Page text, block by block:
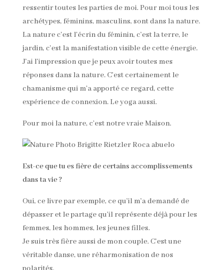
ressentir toutes les parties de moi. Pour moi tous les
archétypes, féminins, masculins, sont dans la nature.
La nature c’est l’écrin du féminin, c’est la terre, le
jardin, c’est la manifestation visible de cette énergie.
J’ai l’impression que je peux avoir toutes mes
réponses dans la nature. C’est certainement le
chamanisme qui m’a apporté ce regard, cette
expérience de connexion. Le yoga aussi.
Pour moi la nature, c’est notre vraie Maison.
Est-ce que tu es fière de certains accomplissements
dans ta vie ?
Oui, ce livre par exemple, ce qu’il m’a demandé de
dépasser et le partage qu’il représente déjà pour les
femmes, les hommes, les jeunes filles.
Je suis très fière aussi de mon couple. C’est une
véritable danse, une réharmonisation de nos